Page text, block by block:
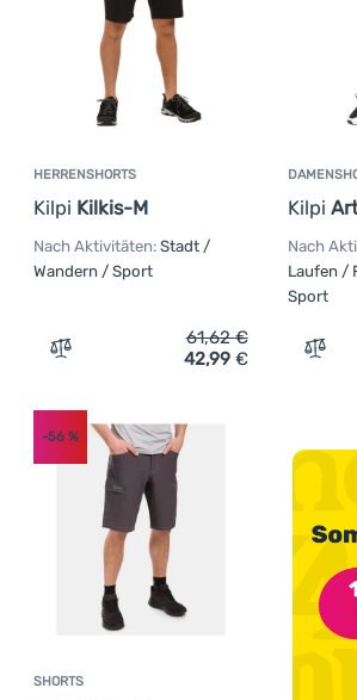
HERRENSHORTS
Kilpi Kilkis-M
Nach Aktivitäten: Stadt /
Wandern / Sport
Zum Vergleich 'Herrenshorts Kilpi
61,62€
42,99 €
Kilpi
Nach
Laufen /
Sport
Zum
SHORTS
-56 %